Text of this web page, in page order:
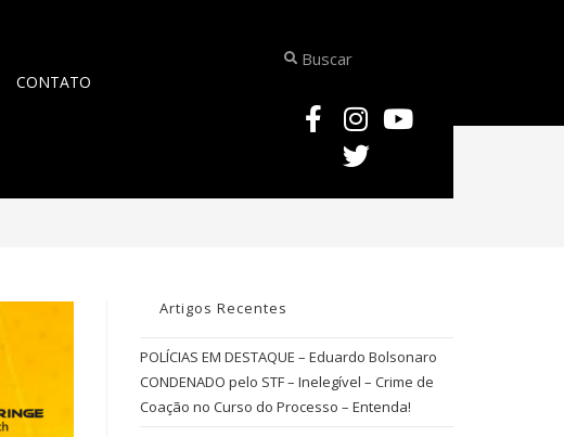
CONTATO
Artigos Recentes
POLÍCIAS EM DESTAQUE – Eduardo Bolsonaro
CONDENADO pelo STF – Inelegível – Crime de
Coação no Curso do Processo – Entenda!